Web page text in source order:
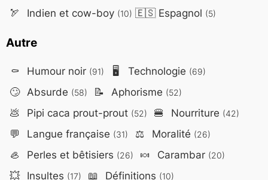
🏹 Indien et cow-boy (10) 🇪🇸Espagnol (5)
Autre
⚰️ Humour noir (91) 🖥️ Technologie (69)
🙄 Absurde (58) 📝 Aphorisme (52)
💩 Pipi caca prout-prout (52) 🍔 Nourriture (42)
💬 Langue française (31) ⚖️ Moralité (26)
🦪 Perles et bêtisiers (26) 🍬 Carambar (20)
💥 Insultes (17) 📖 Définitions (10)